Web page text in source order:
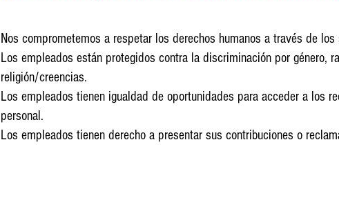
Nos comprometemos a respetar los derechos humanos a través de
Los empleados están protegidos contra la discriminación por género,
religión/creencias.
Los empleados tienen igualdad de oportunidades para acceder a los
personal.
Los empleados tienen derecho a presentar sus contribuciones o